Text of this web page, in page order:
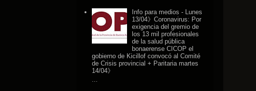
Info para medios - Lunes
13/04》Coronavirus: Por
exigencia del gremio de
los 13 mil profesionales
de la salud pública
bonaerense CICOP el
gobierno de Kicillof convocó al Comité
de Crisis provincial + Paritaria martes
14/04》